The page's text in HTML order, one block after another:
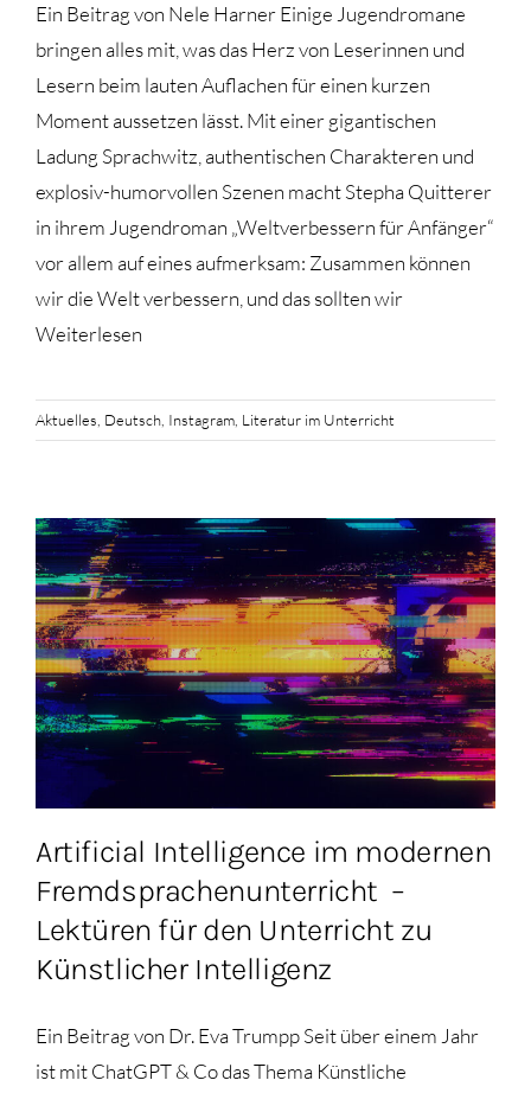
Ein Beitrag von Nele Harner Einige Jugendromane
bringen alles mit, was das Herz von Leserinnen und
Lesern beim lauten Auflachen für einen kurzen
Moment aussetzen lässt. Mit einer gigantischen
Ladung Sprachwitz, authentischen Charakteren und
explosiv-humorvollen Szenen macht Stepha Quitterer
in ihrem Jugendroman „Weltverbessern für Anfänger“
vor allem auf eines aufmerksam: Zusammen können
wir die Welt verbessern, und das sollten wir
Weiterlesen
Aktuelles, Deutsch, Instagram, Literatur im Unterricht
Artificial Intelligence im modernen
Fremdsprachenunterricht –
Lektüren für den Unterricht zu
Künstlicher Intelligenz
Ein Beitrag von Dr. Eva Trumpp Seit über einem Jahr
ist mit ChatGPT & Co das Thema Künstliche